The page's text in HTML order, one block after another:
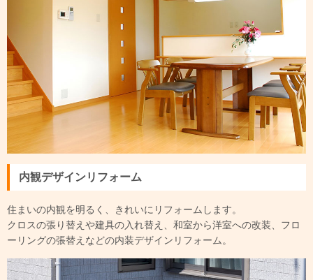
内観デザインリフォーム
住まいの内観を明るく、きれいにリフォームします。
クロスの張り替えや建具の入れ替え、和室から洋室への改装、フロ
ーリングの張替えなどの内装デザインリフォーム。